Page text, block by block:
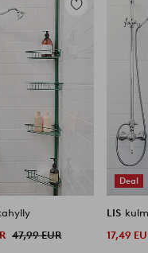
Lisää
suosikkeihin
47,99 EUR
Deal
LIS
17,49